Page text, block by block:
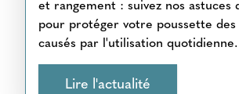
et rangement : suivez nos astuces
pour protéger votre poussette des
causés par l'utilisation quotidienne.
Lire l'actualité